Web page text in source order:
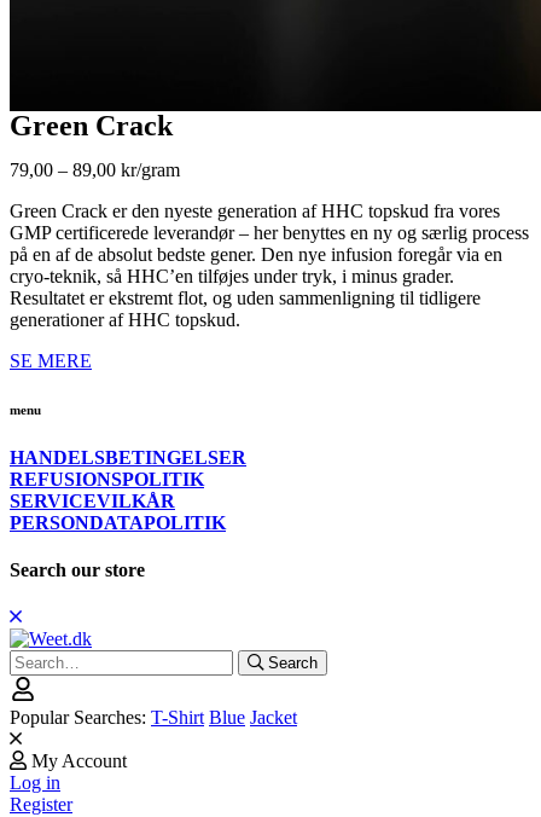
Green Crack
79,00 – 89,00 kr/gram
Green Crack er den nyeste generation af HHC topskud fra vores
GMP certificerede leverandør – her benyttes en ny og særlig process
på en af de absolut bedste gener. Den nye infusion foregår via en
cryo-teknik, så HHC’en tilføjes under tryk, i minus grader.
Resultatet er ekstremt flot, og uden sammenligning til tidligere
generationer af HHC topskud.
SE MERE
menu
HANDELSBETINGELSER
REFUSIONSPOLITIK
SERVICEVILKÅR
PERSONDATAPOLITIK
Search our store
Search
for:
Search
Popular Searches: T-Shirt Blue Jacket
My Account
Log in
Register